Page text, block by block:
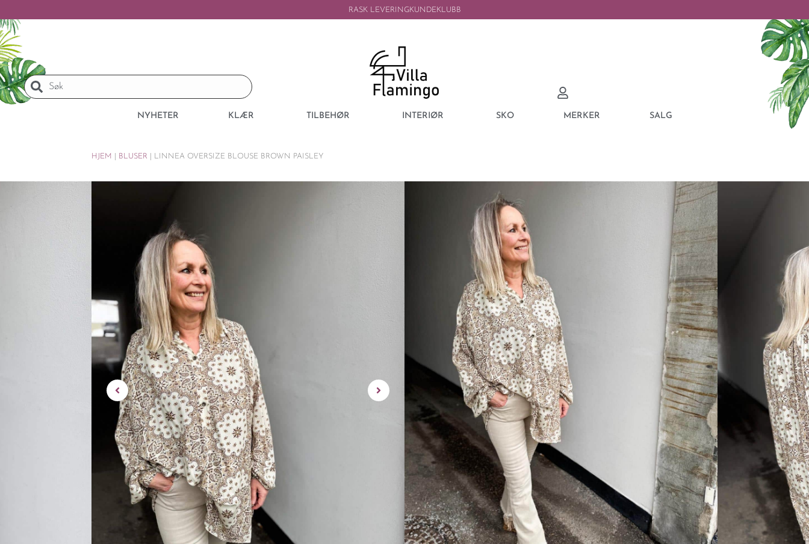
RASK LEVERINGKUNDEKLUBB
NYHETER KLÆR TILBEHØR INTERIØR SKO MERKER SALG
HJEM BLUSER LINNEA OVERSIZE BLOUSE BROWN PAISLEY
LINNEA OVERSIZE BLOUSE BROWN
PAISLEY
Dette produktet er dessverre utsolgt og ikke lenger
tilgjengelig for kjop.
Linnea oversize blouse er en favoritt hos oss! Lekkert print som passer
til så mye.
100% Viskose
ONE SIZE
Passer en 36-48 ca..
Putt den litt opp i bukse kanten for å få den litt mindre oversize.
rask levering | enkel retur
Utsolgt